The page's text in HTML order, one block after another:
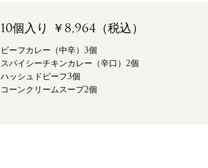
10個入り ￥8,964（税込）
ビーフカレー（中辛）3個
スパイシーチキンカレー（辛口）2個
ハッシュドビーフ3個
コーンクリームスープ2個